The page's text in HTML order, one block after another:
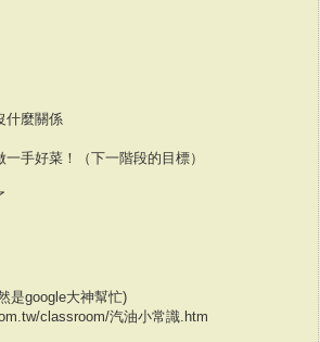
什麼關係
手好菜！（下一階段的目標）
是google大神幫忙)
classroom/汽油小常識.htm